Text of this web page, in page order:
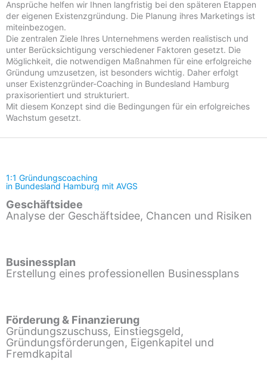
Ansprüche helfen wir Ihnen langfristig bei den späteren Etappen
der eigenen Existenzgründung. Die Planung ihres Marketings ist
miteinbezogen.
Die zentralen Ziele Ihres Unternehmens werden realistisch und
unter Berücksichtigung verschiedener Faktoren gesetzt. Die
Möglichkeit, die notwendigen Maßnahmen für eine erfolgreiche
Gründung umzusetzen, ist besonders wichtig. Daher erfolgt
unser Existenzgründer-Coaching in Bundesland Hamburg
praxisorientiert und strukturiert.
Mit diesem Konzept sind die Bedingungen für ein erfolgreiches
Wachstum gesetzt.
1:1 Gründungscoaching
in Bundesland Hamburg mit AVGS
Geschäftsidee
Analyse der Geschäftsidee, Chancen und Risiken
Businessplan
Erstellung eines professionellen Businessplans
Förderung & Finanzierung
Gründungszuschuss, Einstiegsgeld,
Gründungsförderungen, Eigenkapitel und
Fremdkapital